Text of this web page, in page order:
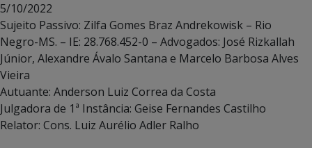
5/10/2022
Sujeito Passivo: Zilfa Gomes Braz Andrekowisk – Rio
Negro-MS. – IE: 28.768.452-0 – Advogados: José Rizkallah
Júnior, Alexandre Ávalo Santana e Marcelo Barbosa Alves
Vieira
Autuante: Anderson Luiz Correa da Costa
Julgadora de 1ª Instância: Geise Fernandes Castilho
Relator: Cons. Luiz Aurélio Adler Ralho